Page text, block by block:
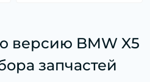
версию BMW X5
запчастей